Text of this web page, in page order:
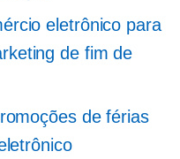
eletrônico para
de fim de
de férias